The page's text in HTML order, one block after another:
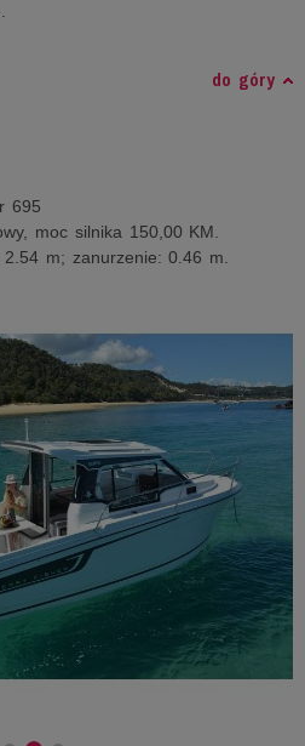
do góry
695
moc silnika 150,00 KM.
m; zanurzenie: 0.46 m.